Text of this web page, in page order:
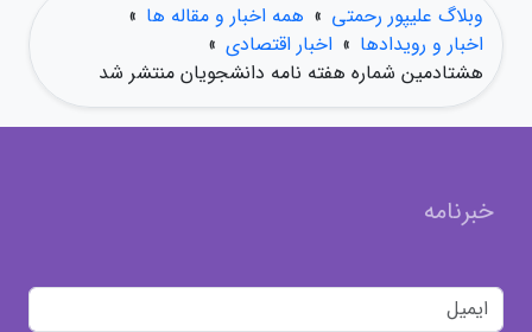
وبلاگ علیپور رحمتی » همه اخبار و مقاله ها »
اخبار و رویدادها » اخبار اقتصادی »
هشتادمین شماره هفته نامه دانشجویان منتشر شد
خبرنامه